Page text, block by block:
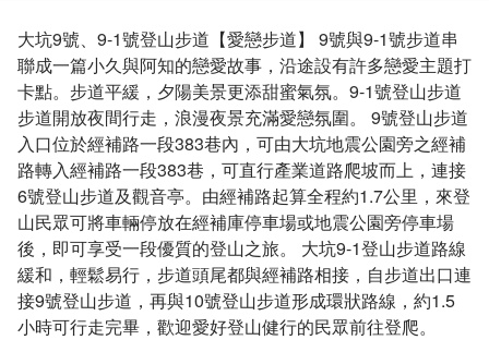
大坑9號、9-1號登山步道【愛戀步道】 9號與9-1號步道串
聯成一篇小久與阿知的戀愛故事，沿途設有許多戀愛主題打
卡點。步道平緩，夕陽美景更添甜蜜氣氛。9-1號登山步道
步道開放夜間行走，浪漫夜景充滿愛戀氛圍。 9號登山步道
入口位於經補路一段383巷內，可由大坑地震公園旁之經補
路轉入經補路一段383巷，可直行產業道路爬坡而上，連接
6號登山步道及觀音亭。由經補路起算全程約1.7公里，來登
山民眾可將車輛停放在經補庫停車場或地震公園旁停車場
後，即可享受一段優質的登山之旅。 大坑9-1登山步道路線
緩和，輕鬆易行，步道頭尾都與經補路相接，自步道出口連
接9號登山步道，再與10號登山步道形成環狀路線，約1.5
小時可行走完畢，歡迎愛好登山健行的民眾前往登爬。